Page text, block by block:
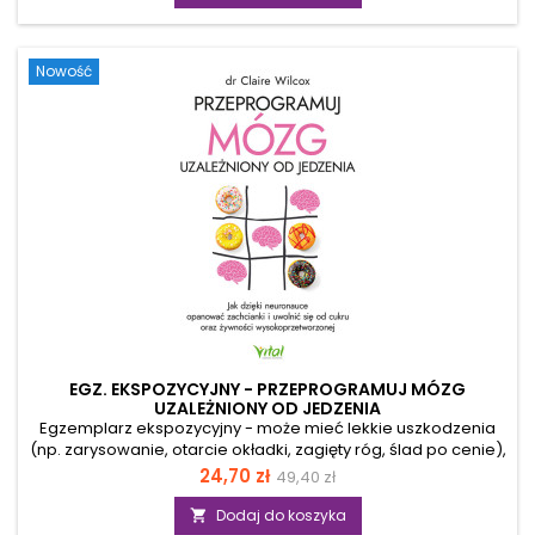
policystycznych jajników to często diagnozowane
zaburzenie, które wiąże się z poważnymi zaburzeniami
insulinooporności, stanów zapalnych, a nawet bezpłodności.
Jeśli...
Nowość
EGZ. EKSPOZYCYJNY - PRZEPROGRAMUJ MÓZG
UZALEŻNIONY OD JEDZENIA
Egzemplarz ekspozycyjny - może mieć lekkie uszkodzenia
(np. zarysowanie, otarcie okładki, zagięty róg, ślad po cenie),
ale merytorycznie jest pełnowartościowy. Masz wrażenie, że
jedzenie coraz częściej przejmuje nad tobą kontrolę?
Sięgasz po słodycze lub wysokoprzetworzone przekąski nie
Cena
24,70 zł Cena
podstawowa
49,40 zł
 Dodaj do koszyka